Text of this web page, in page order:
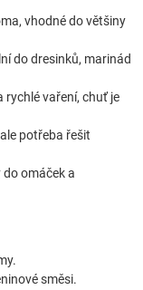
vhodné do většiny
do dresinků, marinád
rychlé vaření, chuť je
potřeba řešit
do omáček a
směsi.